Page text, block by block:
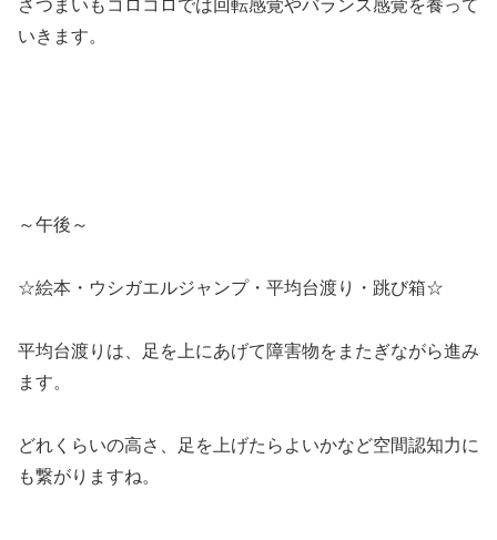
さつまいもコロコロでは回転感覚やバランス感覚を養って
いきます。
～午後～
☆絵本・ウシガエルジャンプ・平均台渡り・跳び箱☆
平均台渡りは、足を上にあげて障害物をまたぎながら進み
ます。
どれくらいの高さ、足を上げたらよいかなど空間認知力に
も繋がりますね。